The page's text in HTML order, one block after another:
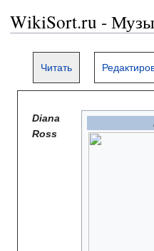
WikiSort.ru -
Читать
Diana
Ross